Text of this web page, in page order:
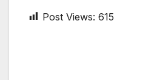
Post Views: 615